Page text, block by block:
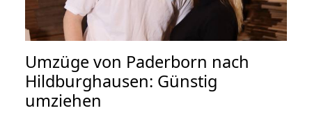
Umzüge von Paderborn nach
Hildburghausen: Günstig
umziehen